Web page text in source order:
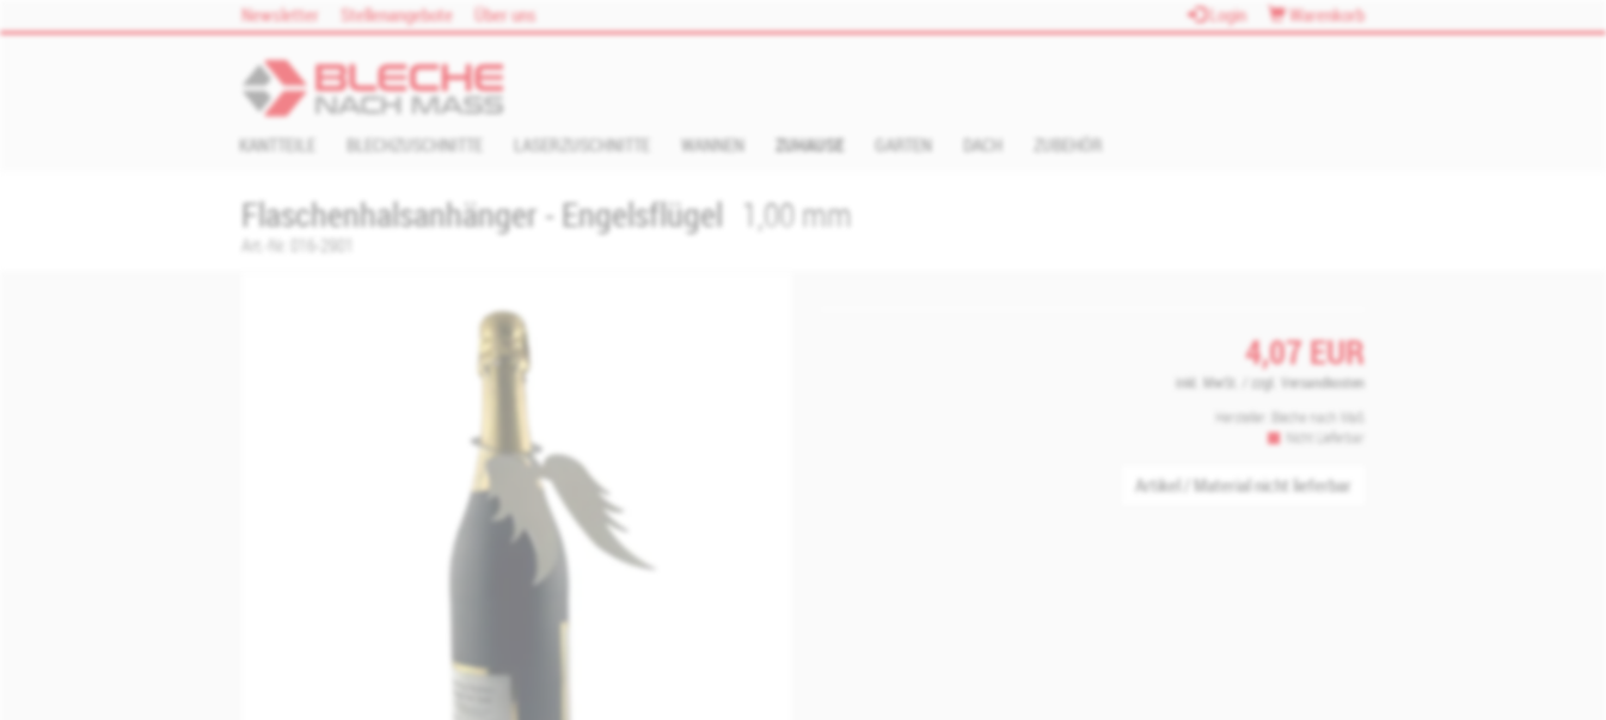
Newsletter Stellenangebote Über uns Login Warenkorb
KANTTEILE BLECHZUSCHNITTE LASERZUSCHNITTE WANNEN ZUHAUSE GARTEN DACH ZUBEHÖR
Flaschenhalsanhänger - Engelsflügel 1,00 mm
Art.-Nr. 016-2901
4,07EUR
inkl. MwSt. / zzgl. Versandkosten
Hersteller:
Bleche nach Maß
Nicht Lieferbar